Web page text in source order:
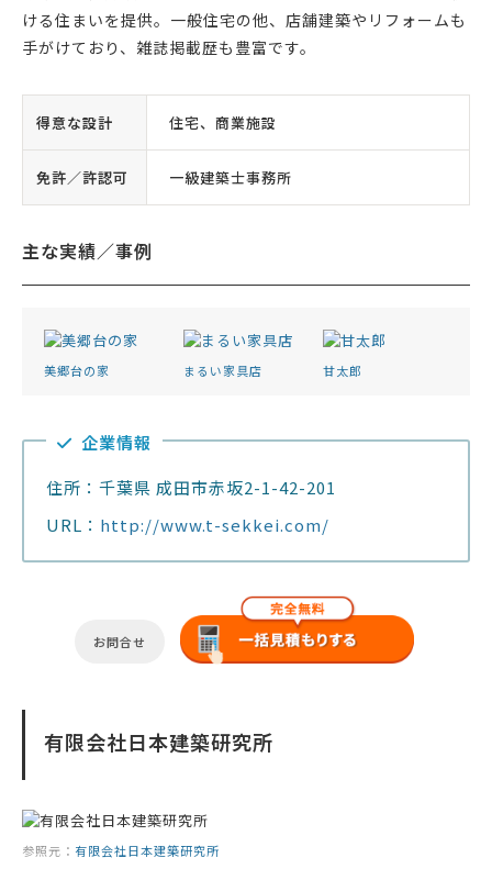
ける住まいを提供。一般住宅の他、店舗建築やリフォームも
手がけており、雑誌掲載歴も豊富です。
得意な設計 住宅、商業施設
免許／許認可 一級建築士事務所
主な実績／事例
美郷台の家 まるい家具店 甘太郎
企業情報
住所：千葉県 成田市赤坂2-1-42-201
URL： http://www.t-sekkei.com/
お問合せ
有限会社日本建築研究所
参照元： 有限会社日本建築研究所